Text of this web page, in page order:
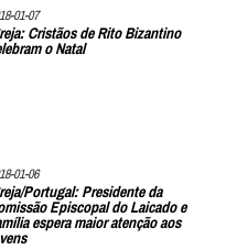
01-07
Cristãos de Rito Bizantino
o Natal
01-06
Portugal: Presidente da
Episcopal do Laicado e
espera maior atenção aos